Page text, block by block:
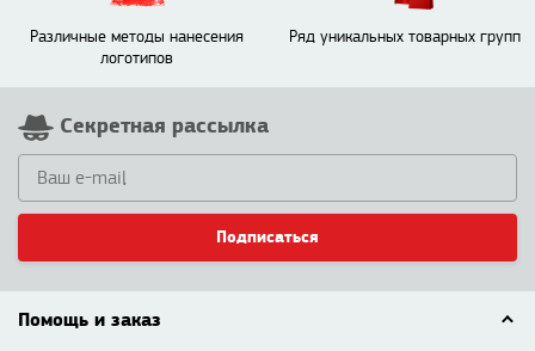
Различные методы нанесения
логотипов
Ряд уникальных товарных групп
Секретная рассылка
Подписаться
Помощь и заказ